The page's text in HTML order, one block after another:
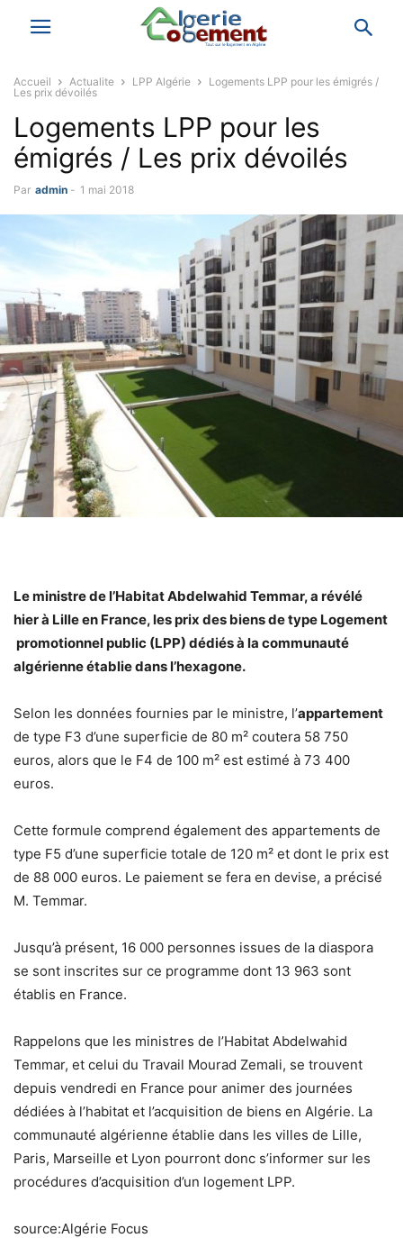
Accueil Actualite LPP Algérie
Logements LPP pour les émigrés /
Les prix dévoilés
Logements LPP pour les
émigrés / Les prix dévoilés
Par admin - 1 mai 2018
Le ministre de l’Habitat Abdelwahid Temmar, a révélé
hier à Lille en France, les prix des biens de type Logement
promotionnel public (LPP) dédiés à la communauté
algérienne établie dans l’hexagone.
Selon les données fournies par le ministre, l’appartement
de type F3 d’une superficie de 80 m² coutera 58 750
euros, alors que le F4 de 100 m² est estimé à 73 400
euros.
Cette formule comprend également des appartements de
type F5 d’une superficie totale de 120 m² et dont le prix est
de 88 000 euros. Le paiement se fera en devise, a précisé
M. Temmar.
Jusqu’à présent, 16 000 personnes issues de la diaspora
se sont inscrites sur ce programme dont 13 963 sont
établis en France.
Rappelons que les ministres de l’Habitat Abdelwahid
Temmar, et celui du Travail Mourad Zemali, se trouvent
depuis vendredi en France pour animer des journées
dédiées à l’habitat et l’acquisition de biens en Algérie. La
communauté algérienne établie dans les villes de Lille,
Paris, Marseille et Lyon pourront donc s’informer sur les
procédures d’acquisition d’un logement LPP.
source:Algérie Focus